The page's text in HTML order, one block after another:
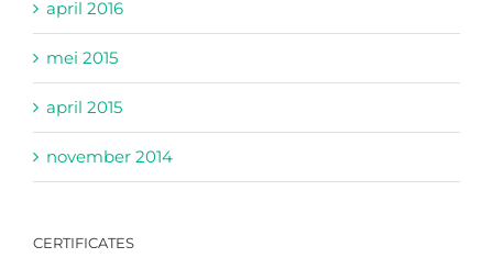
april 2016
mei 2015
april 2015
november 2014
CERTIFICATES